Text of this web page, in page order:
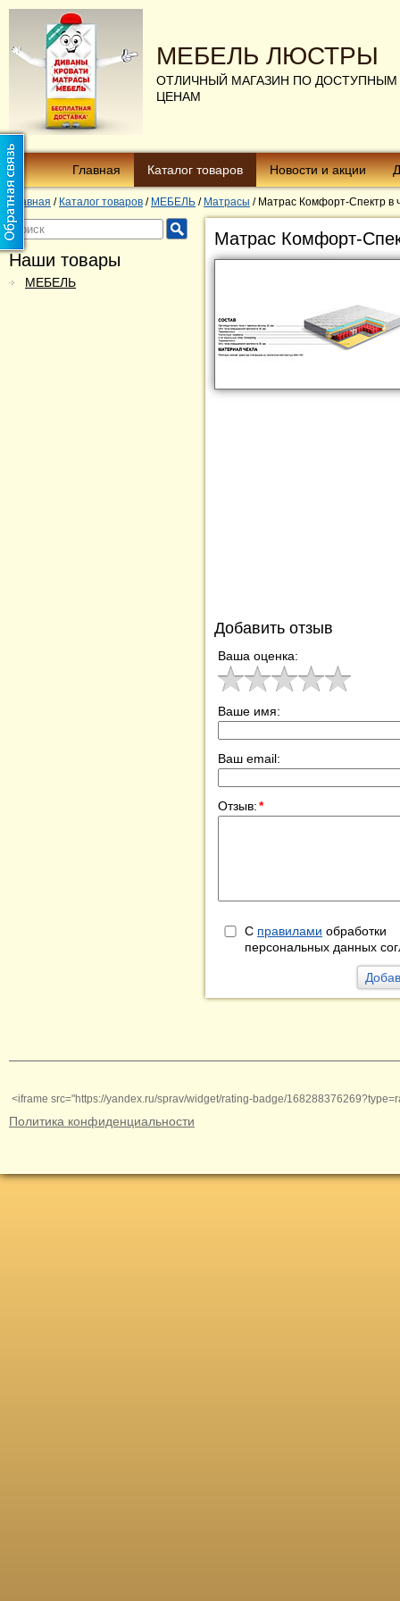
МЕБЕЛЬ ЛЮСТРЫ
ОТЛИЧНЫЙ МАГАЗИН ПО ДОСТУПНЫМ
ЦЕНАМ
Главная Каталог товаров Новости и акции
Главная / Каталог товаров / МЕБЕЛЬ / Матрасы / Матрас Комфорт-Спектр в
Наши товары
МЕБЕЛЬ
Матрас Комфорт-
Добавить отзыв
Ваша оценка:
Ваше имя:
Ваш email:
Отзыв:*
С правилами обработки
персональных данных
<iframe src="https://yandex.ru/sprav/widget/rating-badge/
Политика конфиденциальности